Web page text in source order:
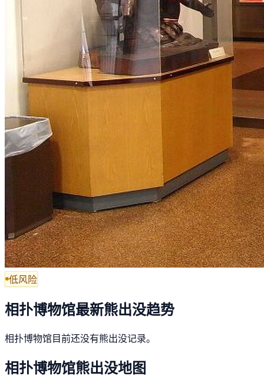
低风险
相扑博物馆最新熊出没趋势
相扑博物馆目前还没有熊出没记录。
相扑博物馆熊出没地图